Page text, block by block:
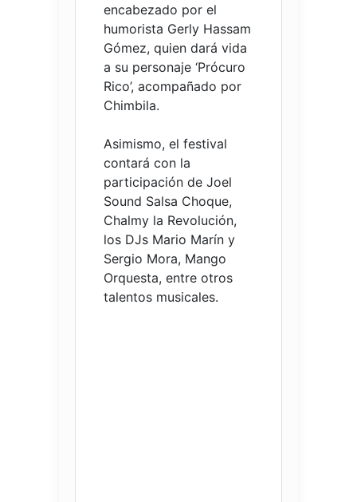
encabezado por el
humorista Gerly Hassam
Gómez, quien dará vida
a su personaje ‘Prócuro
Rico’, acompañado por
Chimbila.
Asimismo, el festival
contará con la
participación de Joel
Sound Salsa Choque,
Chalmy la Revolución,
los DJs Mario Marín y
Sergio Mora, Mango
Orquesta, entre otros
talentos musicales.